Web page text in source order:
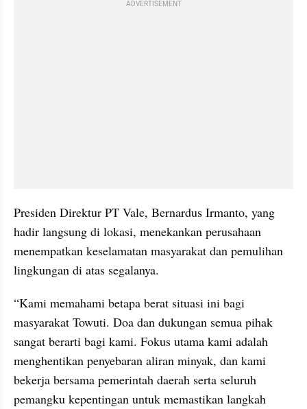
ADVERTISEMENT
Presiden Direktur PT Vale, Bernardus Irmanto, yang
hadir langsung di lokasi, menekankan perusahaan
menempatkan keselamatan masyarakat dan pemulihan
lingkungan di atas segalanya.
“Kami memahami betapa berat situasi ini bagi
masyarakat Towuti. Doa dan dukungan semua pihak
sangat berarti bagi kami. Fokus utama kami adalah
menghentikan penyebaran aliran minyak, dan kami
bekerja bersama pemerintah daerah serta seluruh
pemangku kepentingan untuk memastikan langkah